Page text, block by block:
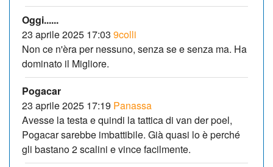
Oggi......
23 aprile 2025 17:03 9colli
Non ce n'èra per nessuno, senza se e senza ma. Ha
dominato il Migliore.
Pogacar
23 aprile 2025 17:19 Panassa
Avesse la testa e quindi la tattica di van der poel,
Pogacar sarebbe imbattibile. Già quasi lo è perché
gli bastano 2 scalini e vince facilmente.